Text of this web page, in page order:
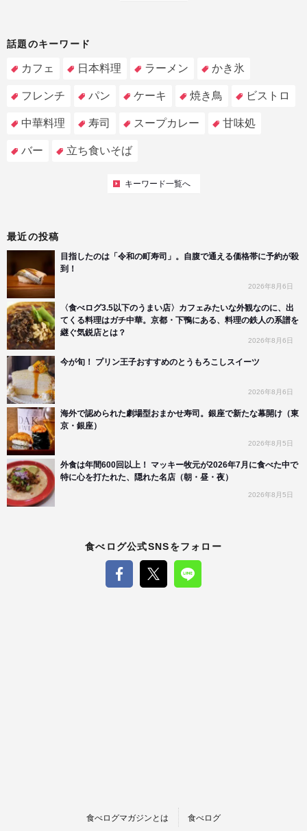
話題のキーワード
カフェ 日本料理 ラーメン かき氷
フレンチ パン ケーキ 焼き鳥 ビストロ
中華料理 寿司 スープカレー 甘味処
バー 立ち食いそば
キーワード一覧へ
最近の投稿
目指したのは「令和の町寿司」。自腹で通える価格帯に予約が殺
到！
2026年8月6日
〈食べログ3.5以下のうまい店〉カフェみたいな外観なのに、出
てくる料理はガチ中華。京都・下鴨にある、料理の鉄人の系譜を
継ぐ気鋭店とは？
2026年8月6日
今が旬！ プリン王子おすすめのとうもろこしスイーツ
2026年8月6日
海外で認められた劇場型おまかせ寿司。銀座で新たな幕開け（東
京・銀座）
2026年8月5日
外食は年間600回以上！ マッキー牧元が2026年7月に食べた中で
特に心を打たれた、隠れた名店（朝・昼・夜）
2026年8月5日
食べログ公式SNSをフォロー
食べログマガジンとは 食べログ